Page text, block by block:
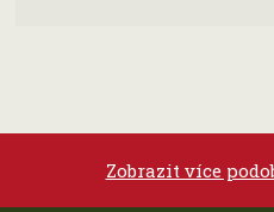
Zobrazit více